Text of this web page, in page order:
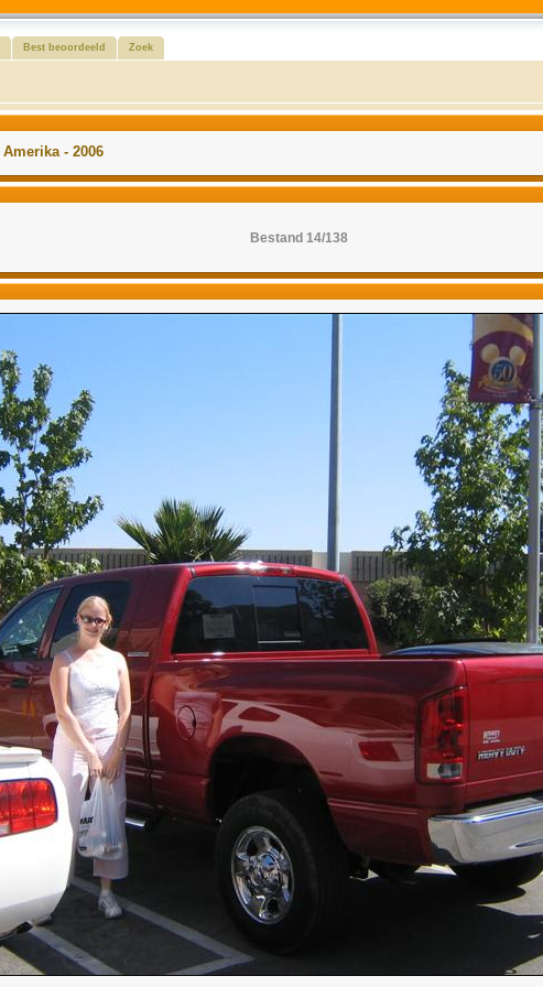
Best beoordeeld Zoek
Amerika - 2006
Bestand 14/138